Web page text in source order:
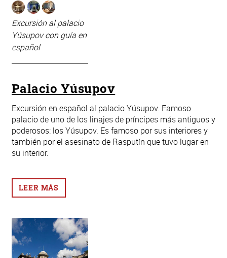
Excursión al palacio
Yúsupov con guía en
español
Palacio Yúsupov
Excursión en español al palacio Yúsupov. Famoso
palacio de uno de los linajes de príncipes más antiguos y
poderosos: los Yúsupov. Es famoso por sus interiores y
también por el asesinato de Rasputín que tuvo lugar en
su interior.
LEER MÁS